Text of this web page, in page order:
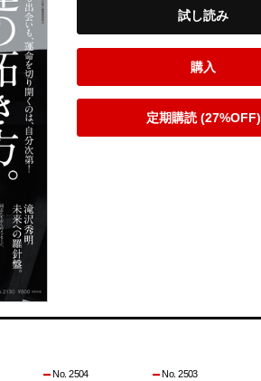
試し読み
購入
定期購読 (27%OFF)
No. 2504 No. 2503